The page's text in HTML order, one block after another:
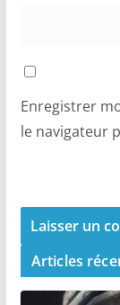
Enregistrer
le navigateur
Articles